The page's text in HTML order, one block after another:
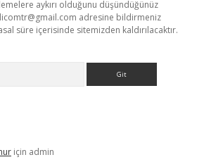
aykırı olduğunu düşündüğünüz
adresine bildirmeniz
süre içerisinde sitemizden kaldırılacaktır.
için admin